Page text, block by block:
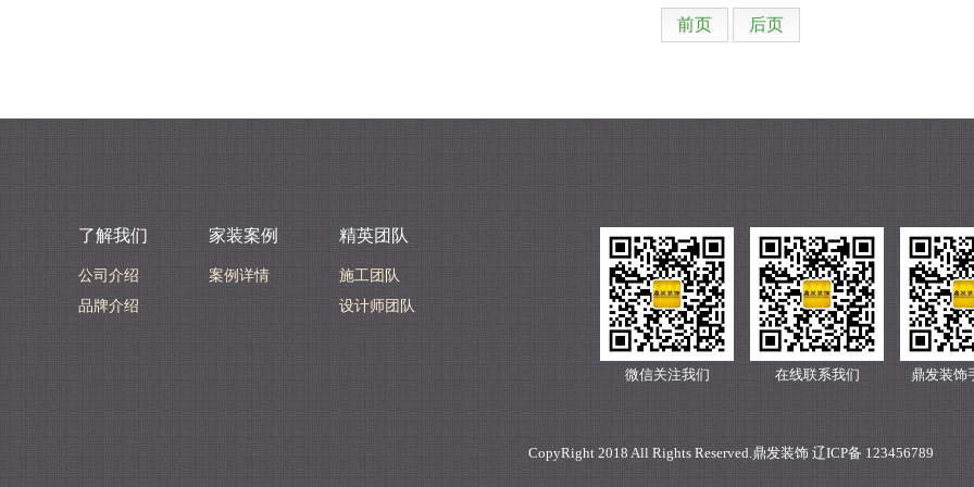
前页 后页
了解我们
公司介绍
品牌介绍
家装案例
案例详情
精英团队
施工团队
设计师团队
微信关注我们 在线联系我们 鼎发装饰
CopyRight 2018 All Rights Reserved.鼎发装饰 辽ICP备 123456789